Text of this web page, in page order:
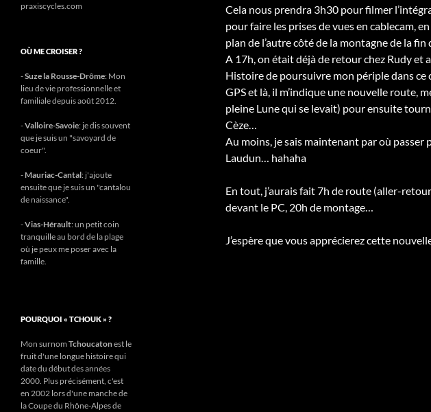
Cela nous prendra 3h30 pour filmer
pour faire les prises de vues en cablecam,
plan de l’autre côté de la montagne de la fin
A 17h, on était déjà de retour chez Rudy et
Histoire de poursuivre mon périple dans ce
GPS et là, il m’indique une nouvelle route,
pleine Lune qui se levait) pour ensuite
Cèze…
Au moins, je sais maintenant par où
Laudun… hahaha
En tout, j’aurais fait 7h de route (aller-
devant le PC, 20h de montage…
J’espère que vous apprécierez cette
praxiscycles.com
OÙ ME CROISER ?
-Suze la Rousse-Drôme: Mon
lieu de vie professionnelle et
familiale depuis août 2012.
-Valloire-Savoie: je dis souvent
que je suis un "savoyard de
coeur".
- Mauriac-Cantal: j'ajoute
ensuite que je suis un "cantalou
de naissance".
-Vias-Hérault: un petit coin
tranquille au bord de la plage
où je peux me poser avec la
famille.
POURQUOI « TCHOUK » ?
Mon surnom Tchoucatonest le
fruit d'une longue histoire qui
date du début des années
2000. Plus précisément, c'est
en 2002 lors d'une manche de
la Coupe du Rhône-Alpes de